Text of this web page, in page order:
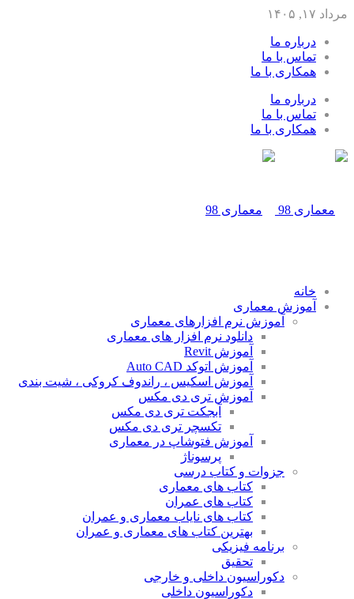
مرداد ۱۷, ۱۴۰۵
درباره ما
تماس با ما
همکاری با ما
درباره ما
تماس با ما
همکاری با ما
خانه
آموزش معماری
آموزش نرم افزارهای معماری
دانلود نرم افزار های معماری
آموزش Revit
آموزش اتوکد Auto CAD
آموزش اسکیس ، راندوف کروکی ، شیت بندی
آموزش تری دی مکس
آبجکت تری دی مکس
تکسچر تری دی مکس
آموزش فتوشاپ در معماری
پرسوناژ
جزوات و کتاب درسی
کتاب های معماری
کتاب های عمران
کتاب های نایاب معماری و عمران
بهترین کتاب های معماری و عمران
برنامه فیزیکی
تحقیق
دکوراسیون داخلی و خارجی
دکوراسیون داخلی